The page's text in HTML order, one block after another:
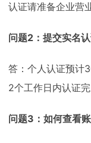
认证请准备企业营
问题2：提交实名
答：个人认证预计
2个工作日内认证完
问题3：如何查看